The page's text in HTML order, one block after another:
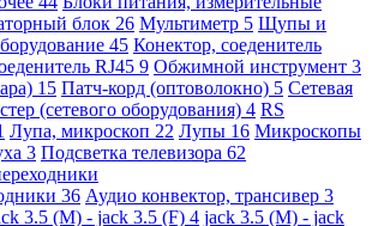
блок 26 Мультиметр 5 Щупы и
45 Конектор, соеденитель
RJ45 9 Обжимной инструмент 3
15 Патч-корд (оптоволокно) 5 Сетевая
(сетевого оборудования) 4 RS
Лупа, микроскоп 22 Лупы 16 Микроскопы
3 Подсветка телевизора 62
36 Аудио конвектор, трансивер 3
3.5 (M) - jack 3.5 (F) 4 jack 3.5 (M) - jack